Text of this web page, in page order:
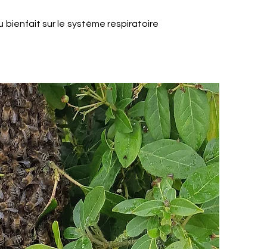
bienfait sur le système respiratoire